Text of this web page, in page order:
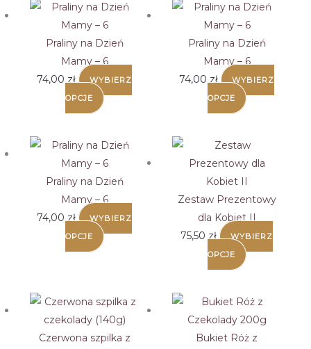
Praliny na Dzień
Mamy – 6
74,00 zł
WYBIERZ
OPCJE
Praliny na Dzień
Mamy – 6
74,00 zł
WYBIERZ
OPCJE
Praliny na Dzień
Mamy – 6
74,00 zł
WYBIERZ
OPCJE
Zestaw Prezentowy
dla Kobiet II
75,50 zł
WYBIERZ
OPCJE
Czerwona szpilka z
Bukiet Róż z